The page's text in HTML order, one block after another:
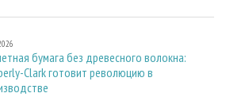
бумага без древесного волокна:
Clark готовит революцию в